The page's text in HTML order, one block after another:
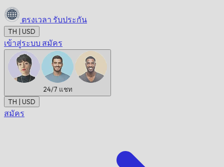
ตรงเวลา รับประกัน
TH | USD
เข้าสู่ระบบ สมัคร
24/7 แชท
TH | USD
สมัคร